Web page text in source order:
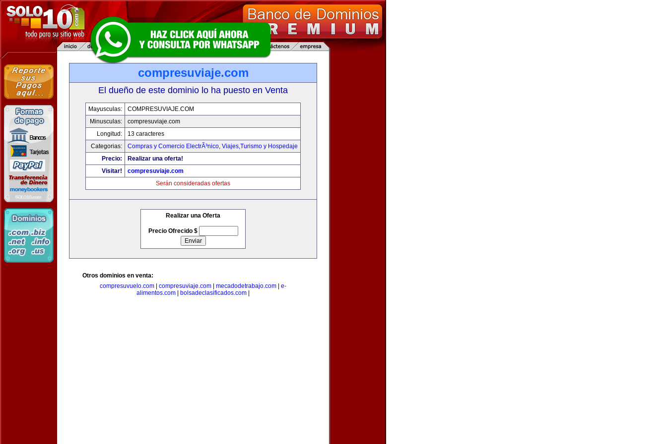
compresuviaje.com
El dueño de este dominio lo ha puesto en Venta
Mayusculas:
COMPRESUVIAJE.COM
Minusculas:
compresuviaje.com
Longitud:
13 caracteres
Categorias:
Compras y Comercio ElectrÃ³nico, Viajes,Turismo y Hospedaje
Precio:
Realizar una oferta!
Visitar!
compresuviaje.com
Serán consideradas ofertas
Realizar una Oferta
Precio Ofrecido $
Otros dominios en venta:
compresuvuelo.com
compresuviaje.com mecadodetrabajo.com
e-
alimentos.com
bolsadeclasificados.com